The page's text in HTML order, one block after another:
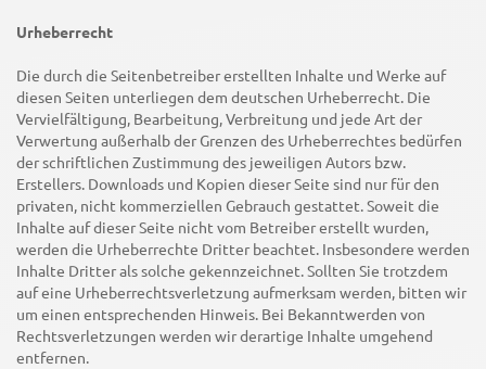
Urheberrecht
Die durch die Seitenbetreiber erstellten Inhalte und Werke auf
diesen Seiten unterliegen dem deutschen Urheberrecht. Die
Vervielfältigung, Bearbeitung, Verbreitung und jede Art der
Verwertung außerhalb der Grenzen des Urheberrechtes bedürfen
der schriftlichen Zustimmung des jeweiligen Autors bzw.
Erstellers. Downloads und Kopien dieser Seite sind nur für den
privaten, nicht kommerziellen Gebrauch gestattet. Soweit die
Inhalte auf dieser Seite nicht vom Betreiber erstellt wurden,
werden die Urheberrechte Dritter beachtet. Insbesondere werden
Inhalte Dritter als solche gekennzeichnet. Sollten Sie trotzdem
auf eine Urheberrechtsverletzung aufmerksam werden, bitten wir
um einen entsprechenden Hinweis. Bei Bekanntwerden von
Rechtsverletzungen werden wir derartige Inhalte umgehend
entfernen.